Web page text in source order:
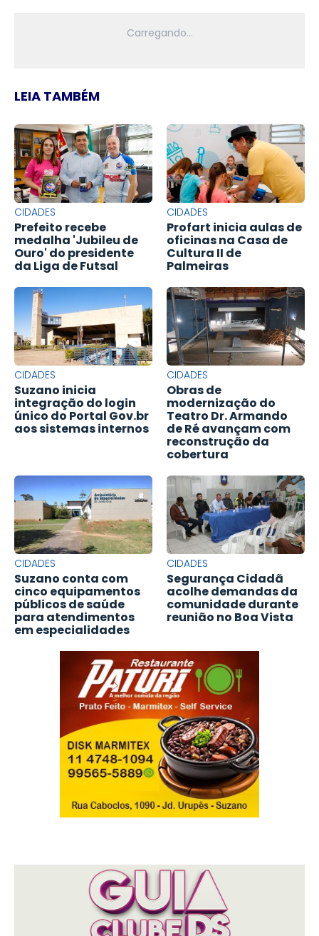
LEIA TAMBÉM
CIDADES
Prefeito recebe
medalha 'Jubileu de
Ouro' do presidente
da Liga de Futsal
CIDADES
Profart inicia aulas de
oficinas na Casa de
Cultura II de
Palmeiras
CIDADES
Suzano inicia
integração do login
único do Portal Gov.br
aos sistemas internos
CIDADES
Obras de
modernização do
Teatro Dr. Armando
de Ré avançam com
reconstrução da
cobertura
CIDADES
Suzano conta com
cinco equipamentos
públicos de saúde
para atendimentos
em especialidades
CIDADES
Segurança Cidadã
acolhe demandas da
comunidade durante
reunião no Boa Vista